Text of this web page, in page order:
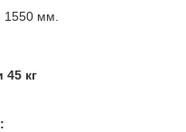
1550 мм.
45 кг